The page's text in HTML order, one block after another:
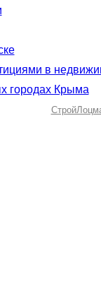
в
городах Крыма